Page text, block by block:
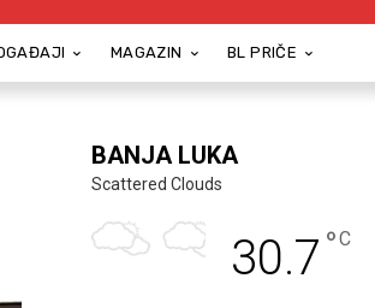
MAGAZIN BL PRIČE
BANJA LUKA
Scattered Clouds
30.7 °C